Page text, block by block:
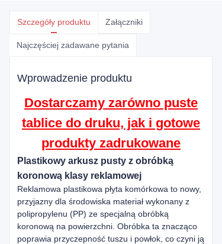
Szczegóły produktu Załączniki
Najczęściej zadawane pytania
Wprowadzenie produktu
Dostarczamy zarówno puste
tablice do druku, jak i gotowe
produkty zadrukowane
Plastikowy arkusz pusty z obróbką
koronową klasy reklamowej
Reklamowa plastikowa płyta komórkowa to nowy,
przyjazny dla środowiska materiał wykonany z
polipropylenu (PP) ze specjalną obróbką
koronową na powierzchni. Obróbka ta znacząco
poprawia przyczepność tuszu i powłok, co czyni ją